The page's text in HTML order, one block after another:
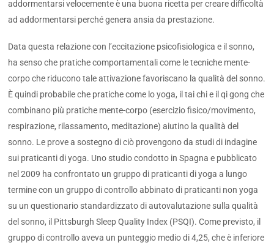
addormentarsi velocemente è una buona ricetta per creare difficoltà
ad addormentarsi perché genera ansia da prestazione.
Data questa relazione con l’eccitazione psicofisiologica e il sonno,
ha senso che pratiche comportamentali come le tecniche mente-
corpo che riducono tale attivazione favoriscano la qualità del sonno.
È quindi probabile che pratiche come lo yoga, il tai chi e il qi gong che
combinano più pratiche mente-corpo (esercizio fisico/movimento,
respirazione, rilassamento, meditazione) aiutino la qualità del
sonno. Le prove a sostegno di ciò provengono da studi di indagine
sui praticanti di yoga. Uno studio condotto in Spagna e pubblicato
nel 2009 ha confrontato un gruppo di praticanti di yoga a lungo
termine con un gruppo di controllo abbinato di praticanti non yoga
su un questionario standardizzato di autovalutazione sulla qualità
del sonno, il Pittsburgh Sleep Quality Index (PSQI). Come previsto, il
gruppo di controllo aveva un punteggio medio di 4,25, che è inferiore